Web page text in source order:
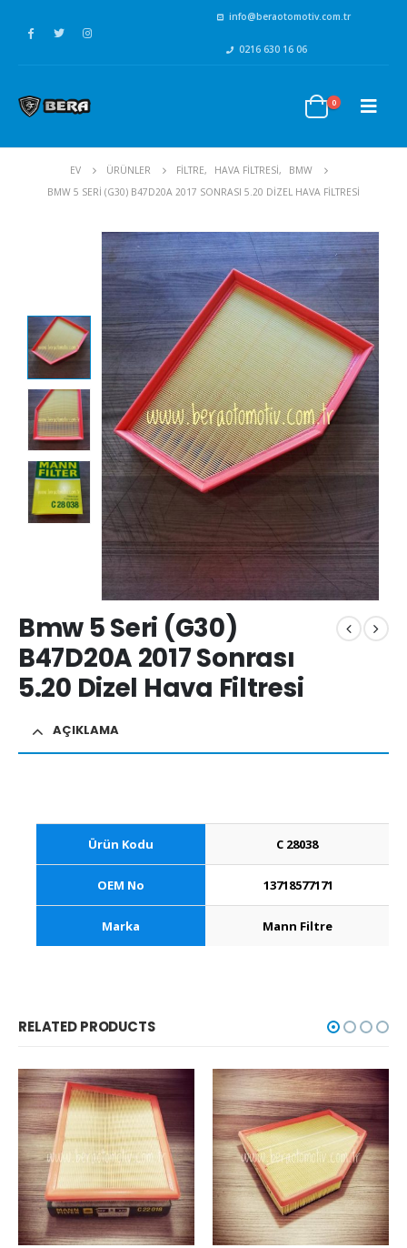
info@beraotomotiv.com.tr
0216 630 16 06
0
EV ÜRÜNLER FİLTRE, HAVA FİLTRESİ,
BMW
BMW 5 SERI (G30) B47D20A 2017 SONRASI 5.20 DIZEL HAVA FILTRESI
Bmw 5 Seri (G30)
B47D20A 2017 Sonrası
5.20 Dizel Hava Filtresi
AÇIKLAMA
Ürün Kodu C 28038
OEM No 13718577171
Marka Mann Filtre
RELATED PRODUCTS